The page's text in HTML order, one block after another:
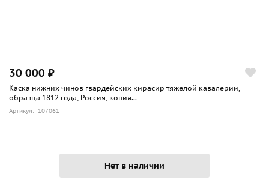
30 000 ₽
Каска нижних чинов гвардейских кирасир тяжелой кавалерии,
образца 1812 года, Россия, копия...
Артикул: 107061
Нет в наличии